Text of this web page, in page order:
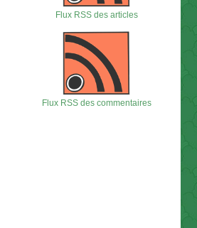
Flux RSS des articles
Flux RSS des commentaires